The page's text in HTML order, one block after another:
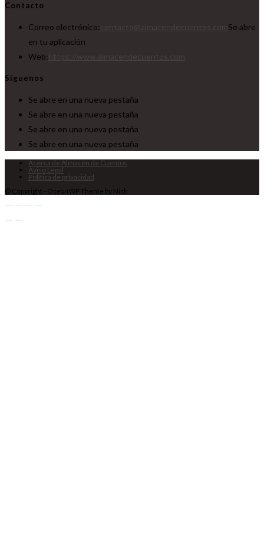
Contacto
Correo electrónico:
Se abre
en tu aplicación
Web:
Síguenos
Se abre en una nueva pestaña
Se abre en una nueva pestaña
Se abre en una nueva pestaña
Se abre en una nueva pestaña
Acerca de Almacén de Cuentos
Aviso Legal
Política de privacidad
© Copyright - OceanWP Theme by Nick